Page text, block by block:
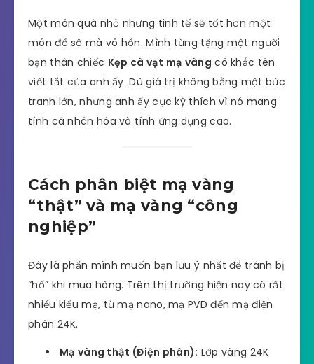
Một món quà nhỏ nhưng tinh tế sẽ tốt hơn một
món đồ sộ mà vô hồn. Mình từng tặng một người
bạn thân chiếc Kẹp cà vạt mạ vàng có khắc tên
viết tắt của anh ấy. Dù giá trị không bằng một bức
tranh lớn, nhưng anh ấy cực kỳ thích vì nó mang
tính cá nhân hóa và tính ứng dụng cao.
Cách phân biệt mạ vàng
“thật” và mạ vàng “công
nghiệp”
Đây là phần mình muốn bạn lưu ý nhất để tránh bị
“hố” khi mua hàng. Trên thị trường hiện nay có rất
nhiều kiểu mạ, từ mạ nano, mạ PVD đến mạ điện
phân 24K.
Mạ vàng thật (Điện phân): Lớp vàng 24K